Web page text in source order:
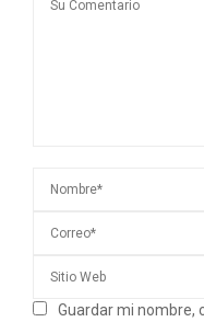
Guardar mi nombre,